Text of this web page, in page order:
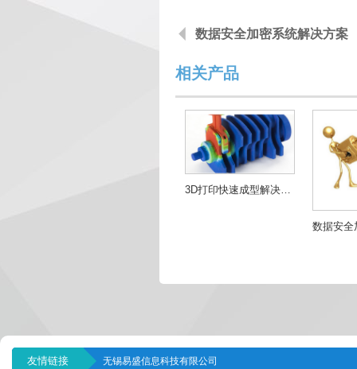
数据安全加密系统解决方案
相关产品
3D打印快速成型解决方案
友情链接 无锡易盛信息科技有限公司